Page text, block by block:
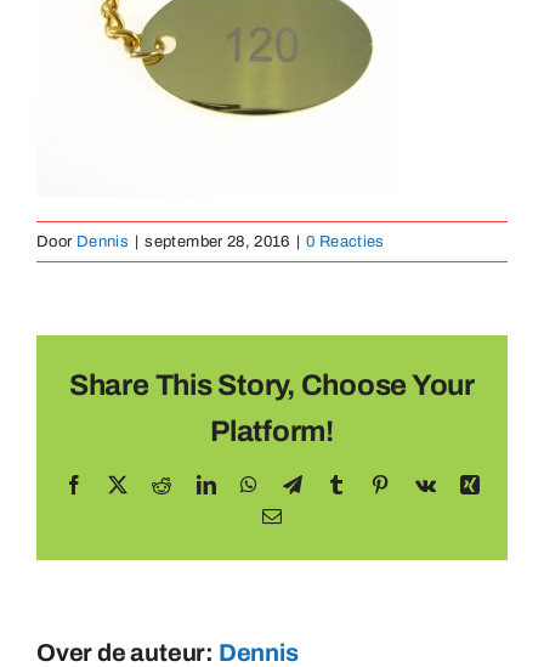
Magnete
Door Dennis | september 28, 2016 | 0 Reacties
Share This Story, Choose Your
Platform!
Facebook RedditLinkedInWhatsApp
TelegramTumblr Pinterest
Vk
Xing
E-
Over de auteur: Dennis